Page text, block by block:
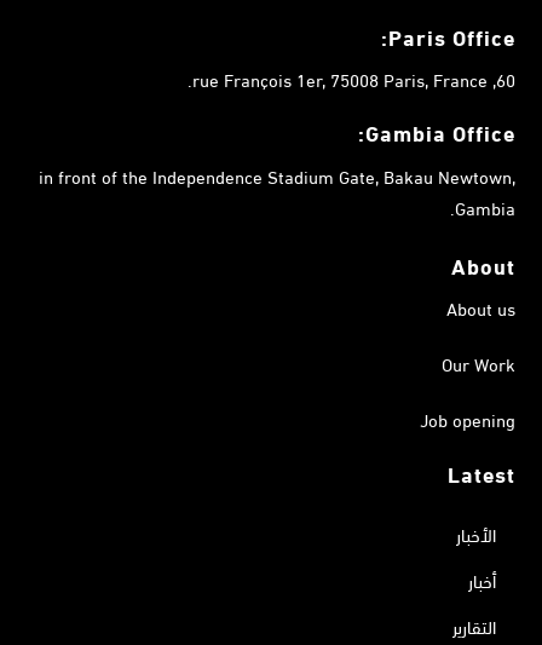
Paris Office:
60, rue François 1er, 75008 Paris, France.
Gambia Office:
in front of the Independence Stadium Gate, Bakau Newtown,
Gambia.
About
About us
Our Work
Job opening
Latest
الأخبار
أخبار
التقارير